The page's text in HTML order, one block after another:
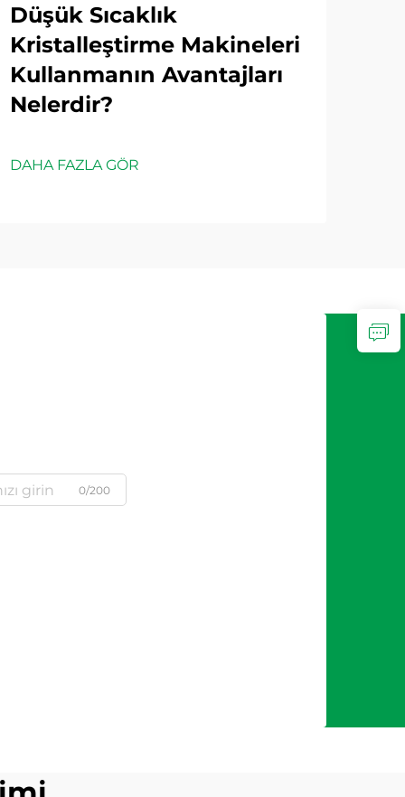
Düşük Sıcaklık
Kristalleştirme Makineleri
Kullanmanın Avantajları
Nelerdir?
DAHA FAZLA GÖR
0/200